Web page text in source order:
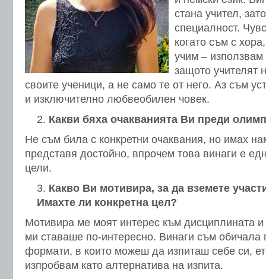
стана учител,
специалност.
когато съм с
учим –
защото учителят
своите ученици, а не само те от него. Аз съм
и изключително любвеобилен човек.
Какви бяха очакванията Ви преди
Не съм била с конкретни очаквания, но имах
представя достойно, впрочем това винаги е
цели.
Какво Ви мотивира, за да вземете
Имахте ли конкретна цел?
Мотивира ме моят интерес към дисциплината и
ми ставаше по-интересно. Винаги съм обичала
формати, в които можеш да изпиташ себе си,
изпробвам като алтернатива на изпита.